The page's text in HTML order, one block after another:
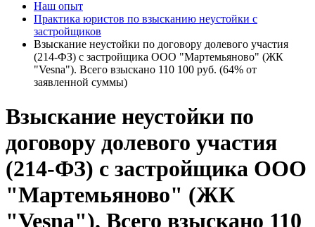
Наш опыт
Практика юристов по взысканию неустойки с
застройщиков
Взыскание неустойки по договору долевого участия
(214-ФЗ) с застройщика ООО "Мартемьяново" (ЖК
"Vesna"). Всего взыскано 110 100 руб. (64% от
заявленной суммы)
Взыскание неустойки по
договору долевого участия
(214-ФЗ) с застройщика ООО
"Мартемьяново" (ЖК
"Vesna"). Всего взыскано 110